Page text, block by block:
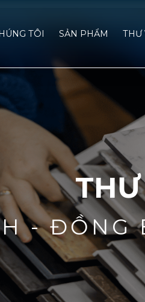
TÔI SẢN PHẨM THƯ
- ĐỒNG